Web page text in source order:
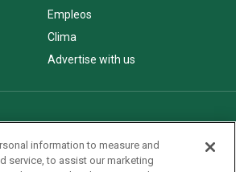
Empleos
Clima
Advertise with us
information to measure and
service, to assist our marketing